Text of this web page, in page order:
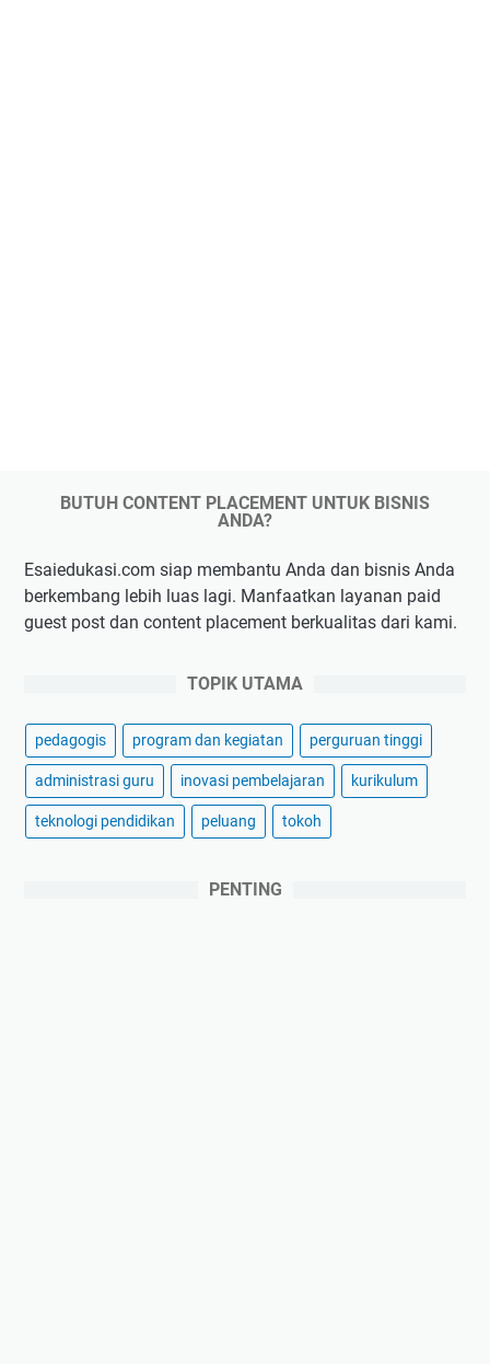
BUTUH CONTENT PLACEMENT UNTUK BISNIS
ANDA?
Esaiedukasi.com siap membantu Anda dan bisnis Anda
berkembang lebih luas lagi. Manfaatkan layanan paid
guest post dan content placement berkualitas dari kami.
TOPIK UTAMA
pedagogis program dan kegiatan perguruan tinggi
administrasi guru inovasi pembelajaran kurikulum
teknologi pendidikan peluang tokoh
PENTING